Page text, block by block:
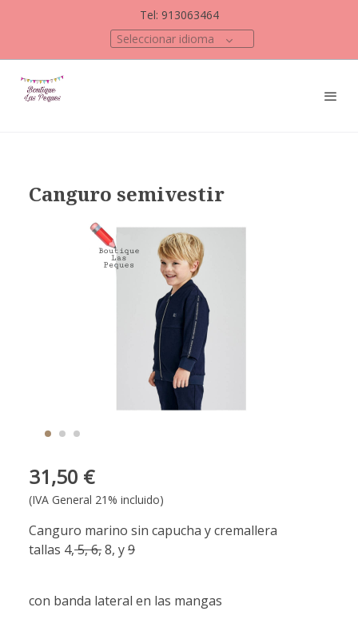
Tel: 913063464
Seleccionar idioma
Canguro semivestir
31,50 €
(IVA General 21% incluido)
Canguro marino sin capucha y cremallera
tallas 4,5, 6,8, y9
con banda lateral en las mangas